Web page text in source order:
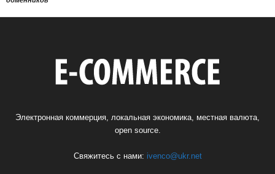
Электронная коммерция, локальная экономика, местная валюта,
open source.
Свяжитесь с нами: ivenco@ukr.net